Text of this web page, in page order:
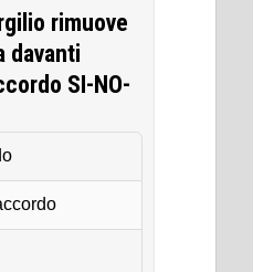
rimuove
davanti
SI-NO-